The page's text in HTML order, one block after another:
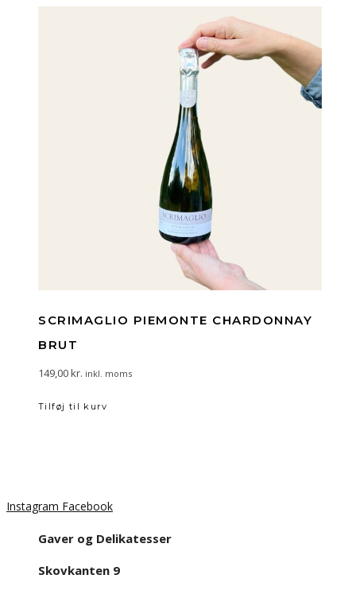
SCRIMAGLIO PIEMONTE CHARDONNAY
BRUT
149,00kr. inkl. moms
Tilføj til kurv
Instagram Facebook
Gaver og Delikatesser
Skovkanten 9